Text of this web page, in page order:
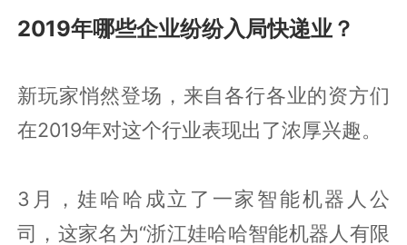
2019年哪些企业纷纷入局快递业？
新玩家悄然登场，来自各行各业的资方们
在2019年对这个行业表现出了浓厚兴趣。
3月，娃哈哈成立了一家智能机器人公
司，这家名为“浙江娃哈哈智能机器人有限